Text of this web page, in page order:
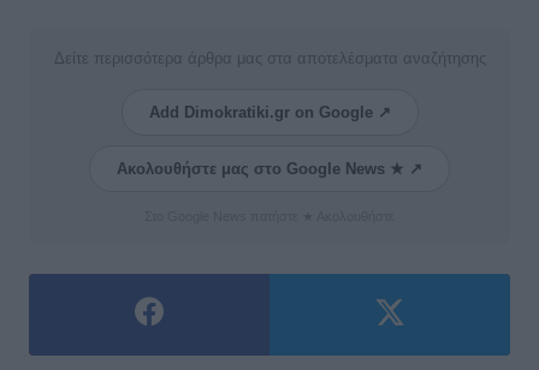
Δείτε περισσότερα άρθρα μας στα αποτελέσματα αναζήτησης
Add Dimokratiki.gr on Google ↗
Ακολουθήστε μας στο Google News ★ ↗